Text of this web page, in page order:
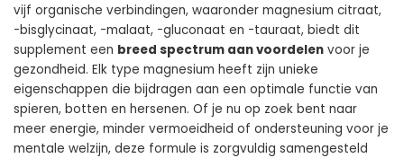
vijf organische verbindingen, waaronder magnesium citraat,
-bisglycinaat, -malaat, -gluconaat en -tauraat, biedt dit
supplement een breed spectrum aan voordelen voor je
gezondheid. Elk type magnesium heeft zijn unieke
eigenschappen die bijdragen aan een optimale functie van
spieren, botten en hersenen. Of je nu op zoek bent naar
meer energie, minder vermoeidheid of ondersteuning voor je
mentale welzijn, deze formule is zorgvuldig samengesteld